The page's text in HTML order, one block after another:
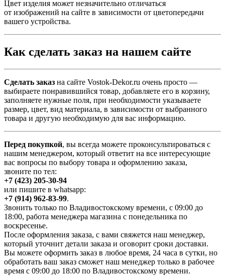
Цвет изделия может незначительно отличаться
от изображений на сайте в зависимости от цветопередачи
вашего устройства.
Как сделать заказ на нашем сайте
Сделать заказ на сайте Vostok-Dekor.ru очень просто —
выбираете понравившийся товар, добавляете его в корзину,
заполняете нужные поля, при необходимости указываете
размер, цвет, вид материала, в зависимости от выбранного
товара и другую необходимую для вас информацию.
Перед покупкой, вы всегда можете проконсультироваться с
нашим менеджером, который ответит на все интересующие
вас вопросы по выбору товара и оформлению заказа,
звоните по тел:
+7 (423) 205-30-94
или пишите в whatsapp:
+7 (914) 962-83-99.
Звонить только по Владивостокскому времени, с 09:00 до
18:00, работа менеджера магазина с понедельника по
воскресенье.
После оформления заказа, с вами свяжется наш менеджер,
который уточнит детали заказа и оговорит сроки доставки.
Вы можете оформить заказ в любое время, 24 часа в сутки, но
обработать ваш заказ сможет наш менеджер только в рабочее
время с 09:00 до 18:00 по Владивостокскому времени.